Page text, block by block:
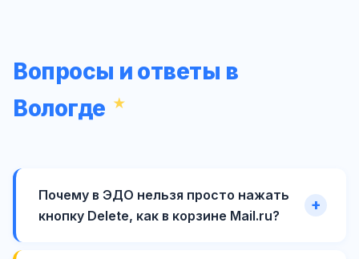
Вопросы и ответы в
Вологде
Почему в ЭДО нельзя просто нажать
кнопку Delete, как в корзине Mail.ru?